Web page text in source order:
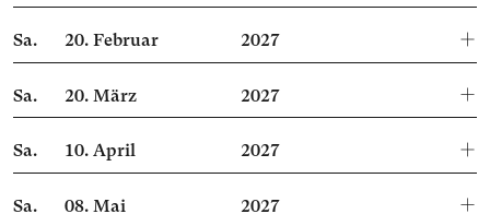
Sa. 20.Februar 2027
Sa. 20.März 2027
Sa. 10.April 2027
Sa. 08.Mai 2027